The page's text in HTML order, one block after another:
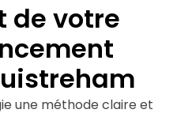
de votre
une méthode claire et